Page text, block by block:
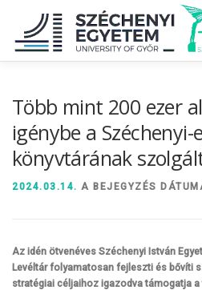
tartalomhoz
DIPLOMAÁTADÓ
Több mint 200 ezer
igénybe a Széchenyi-
könyvtárának
2024.03.14. A BEJEGYZÉS
Az idén ötvenéves Széchenyi István
Levéltár folyamatosan fejleszti és bővíti
stratégiai céljaihoz igazodva támogatja